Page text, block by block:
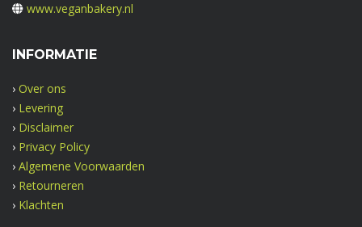
www.veganbakery.nl
INFORMATIE
› Over ons
› Levering
› Disclaimer
› Privacy Policy
› Algemene Voorwaarden
› Retourneren
› Klachten